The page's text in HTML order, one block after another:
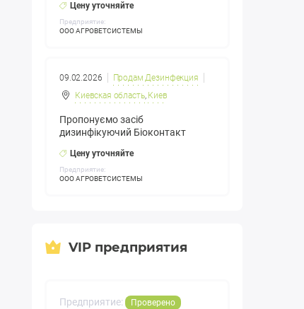
Цену уточняйте
Предприятие:
ООО АГРОВЕТСИСТЕМЫ
09.02.2026
Продам Дезинфекция
Киевская область, Киев
Пропонуємо засіб
дизинфікуючий Біоконтакт
Цену уточняйте
Предприятие:
ООО АГРОВЕТСИСТЕМЫ
VIP предприятия
Предприятие: Проверено